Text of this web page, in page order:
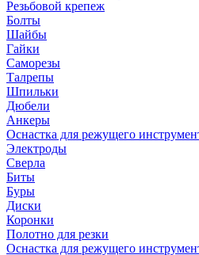
Резьбовой крепеж
Болты
Шайбы
Гайки
Саморезы
Талрепы
Шпильки
Дюбели
Анкеры
Оснастка для режущего
Электроды
Сверла
Биты
Буры
Диски
Коронки
Полотно для резки
Оснастка для режущего